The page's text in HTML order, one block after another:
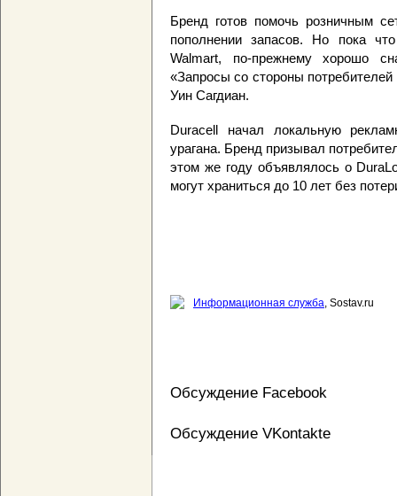
Бренд готов помочь розничным
пополнении запасов. Но пока
Walmart, по-прежнему хорошо
«Запросы со стороны
Уин Сагдиан.
Duracell начал локальную
урагана. Бренд призывал
этом же году объявлялось о
могут храниться до 10 лет без
Информационная служба, Sostav.ru
Обсуждение Facebook
Обсуждение VKontakte